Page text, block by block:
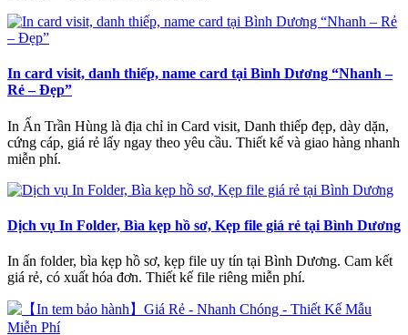
In card visit, danh thiếp, name card tại Bình Dương “Nhanh –
Rẻ – Đẹp”
In Ấn Trần Hùng là địa chỉ in Card visit, Danh thiếp đẹp, dày dặn,
cứng cáp, giá rẻ lấy ngay theo yêu cầu. Thiết kế và giao hàng nhanh
miễn phí.
Dịch vụ In Folder, Bìa kẹp hồ sơ, Kẹp file giá rẻ tại Bình Dương
In ấn folder, bìa kẹp hồ sơ, kẹp file uy tín tại Bình Dương. Cam kết
giá rẻ, có xuất hóa đơn. Thiết kế file riêng miễn phí.